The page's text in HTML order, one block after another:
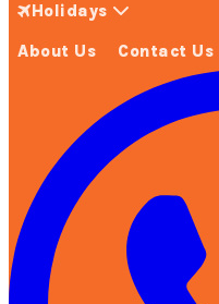
Holidays
About Us Contact Us